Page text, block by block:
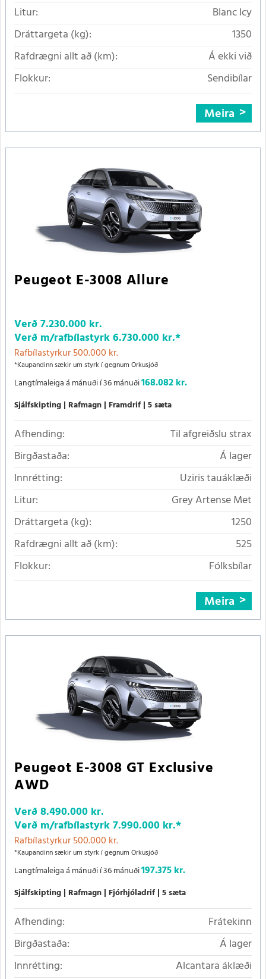
Litur:
Blanc Icy
Dráttargeta (kg):
1350
Rafdrægni allt að (km):
Á ekki við
Flokkur:
Sendibílar
Meira
Peugeot E-3008 Allure
Verð7.230.000 kr.
Verð m/rafbílastyrk6.730.000 kr.*
Rafbílastyrkur 500.000 kr.
*Kaupandinn sækir um styrk í gegnum Orkusjóð
Langtímaleiga á mánuði í 36 mánuði168.082 kr.
Sjálfskipting Rafmagn Framdrif 5 sæta
Afhending:
Til afgreiðslu strax
Birgðastaða:
Á lager
Innrétting:
Uziris tauáklæði
Litur:
Grey Artense Met
Dráttargeta (kg):
1250
Rafdrægni allt að (km):
525
Flokkur:
Fólksbílar
Meira
Peugeot E-3008 GT Exclusive
AWD
Verð8.490.000 kr.
Verð m/rafbílastyrk7.990.000 kr.*
Rafbílastyrkur 500.000 kr.
*Kaupandinn sækir um styrk í gegnum Orkusjóð
Langtímaleiga á mánuði í 36 mánuði197.375 kr.
Sjálfskipting Rafmagn Fjórhjóladrif 5 sæta
Afhending:
Frátekinn
Birgðastaða:
Á lager
Innrétting:
Alcantara áklæði